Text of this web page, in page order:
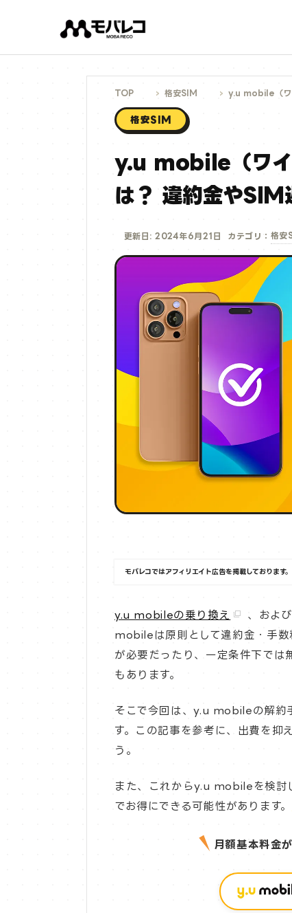
ス
TOP 格安SIM y.u mobile（ワ
格安SIM
y.u mobile（ワイ
は？ 違約金やSIM
更新日: 2024年6月21日 カテゴリ： 格安
モバレコではアフィリエイト広告を掲載しております。
y.u mobileの乗り換え
、およ
mobileは原則として違約金・手
が必要だったり、一定条件下では
もあります。
そこで今回は、y.u mobileの解約
す。この記事を参考に、出費を抑
う。
また、これからy.u mobileを検討
でお得にできる可能性があります。
月額基本料金